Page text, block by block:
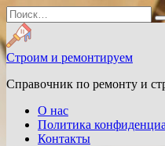
Перейти
к
содержанию
Search
for:
Строим и ремонтируем
Справочник по ремонту и
О нас
Политика
Контакты